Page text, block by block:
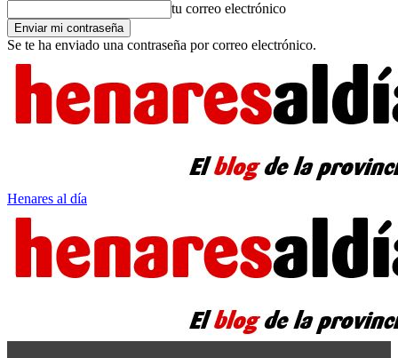
tu correo electrónico
Se te ha enviado una contraseña por correo electrónico.
Henares al día